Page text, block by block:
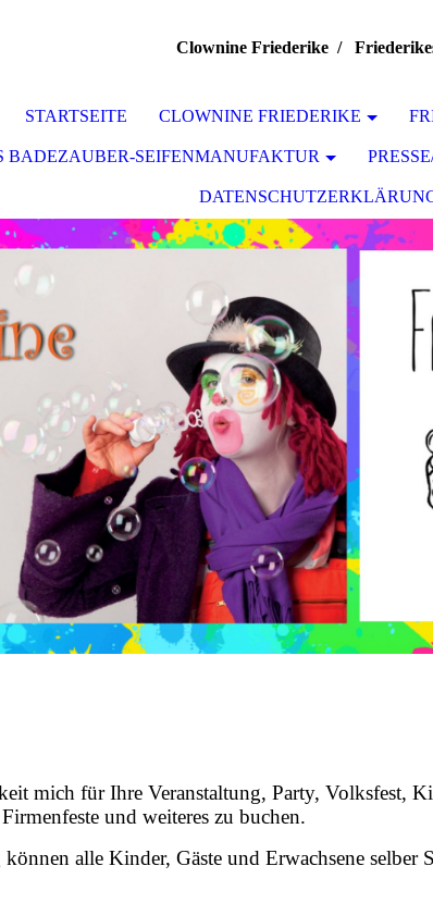
Clownine Friederike /
STARTSEITE CLOWNINE FRIEDERIKE
BADEZAUBER-SEIFENMANUFAKTUR
mich für Ihre Veranstaltung, Party, Volksfest,
und weiteres zu buchen.
alle Kinder, Gäste und Erwachsene selber